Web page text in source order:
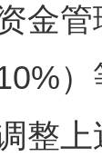
金
10%
整